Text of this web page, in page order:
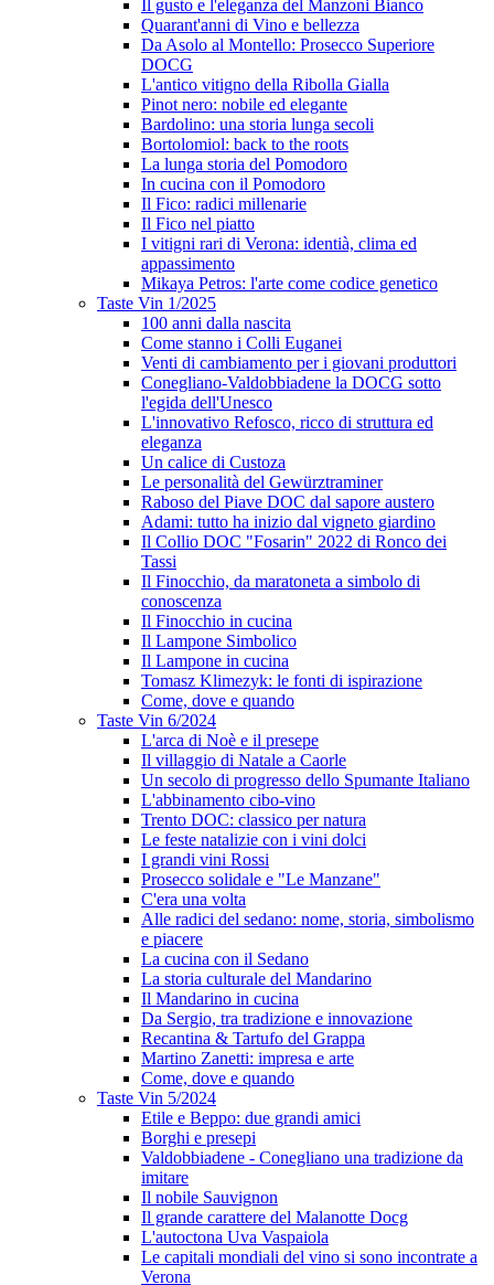
Il gusto e l'eleganza del Manzoni Bianco
Quarant'anni di Vino e bellezza
Da Asolo al Montello: Prosecco Superiore
DOCG
L'antico vitigno della Ribolla Gialla
Pinot nero: nobile ed elegante
Bardolino: una storia lunga secoli
Bortolomiol: back to the roots
La lunga storia del Pomodoro
In cucina con il Pomodoro
Il Fico: radici millenarie
Il Fico nel piatto
I vitigni rari di Verona: identià, clima ed
appassimento
Mikaya Petros: l'arte come codice genetico
Taste Vin 1/2025
100 anni dalla nascita
Come stanno i Colli Euganei
Venti di cambiamento per i giovani produttori
Conegliano-Valdobbiadene la DOCG sotto
l'egida dell'Unesco
L'innovativo Refosco, ricco di struttura ed
eleganza
Un calice di Custoza
Le personalità del Gewürztraminer
Raboso del Piave DOC dal sapore austero
Adami: tutto ha inizio dal vigneto giardino
Il Collio DOC "Fosarin" 2022 di Ronco dei
Tassi
Il Finocchio, da maratoneta a simbolo di
conoscenza
Il Finocchio in cucina
Il Lampone Simbolico
Il Lampone in cucina
Tomasz Klimezyk: le fonti di ispirazione
Come, dove e quando
Taste Vin 6/2024
L'arca di Noè e il presepe
Il villaggio di Natale a Caorle
Un secolo di progresso dello Spumante Italiano
L'abbinamento cibo-vino
Trento DOC: classico per natura
Le feste natalizie con i vini dolci
I grandi vini Rossi
Prosecco solidale e "Le Manzane"
C'era una volta
Alle radici del sedano: nome, storia, simbolismo
e piacere
La cucina con il Sedano
La storia culturale del Mandarino
Il Mandarino in cucina
Da Sergio, tra tradizione e innovazione
Recantina & Tartufo del Grappa
Martino Zanetti: impresa e arte
Come, dove e quando
Taste Vin 5/2024
Etile e Beppo: due grandi amici
Borghi e presepi
Valdobbiadene - Conegliano una tradizione da
imitare
Il nobile Sauvignon
Il grande carattere del Malanotte Docg
L'autoctona Uva Vaspaiola
Le capitali mondiali del vino si sono incontrate a
Verona